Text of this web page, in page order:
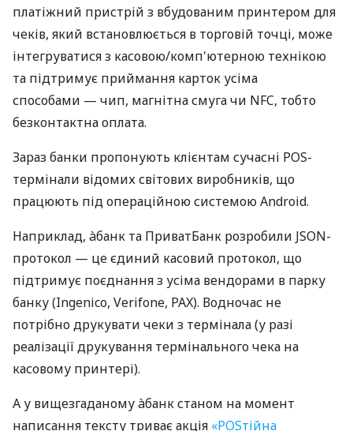
платіжний пристрій з вбудованим принтером для
чеків, який встановлюється в торговій точці, може
інтегруватися з касовою/комп'ютерною технікою
та підтримує приймання карток усіма
способами — чип, магнітна смуга чи NFC, тобто
безконтактна оплата.
Зараз банки пропонують клієнтам сучасні POS-
термінали відомих світових виробників, що
працюють під операційною системою Android.
Наприклад, àбанк та ПриватБанк розробили JSON-
протокол — це єдиний касовий протокол, що
підтримує поєднання з усіма вендорами в парку
банку (Ingenico, Verifone, PAX). Водночас не
потрібно друкувати чеки з термінала (у разі
реалізації друкування термінального чека на
касовому принтері).
А у вищезгаданому àбанк станом на момент
написання тексту триває акція «POSтійна